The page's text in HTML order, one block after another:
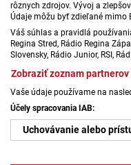
rôznych zdrojov. Vývoj a
Údaje môžu byť zdieľané mimo
Váš súhlas a pravidlá
Regina Stred, Rádio Regina
Slovensky, Rádio Junior, RSI,
Zobraziť zoznam
Vaše údaje používame na
Účely spracovania IAB:
Uchovávanie alebo